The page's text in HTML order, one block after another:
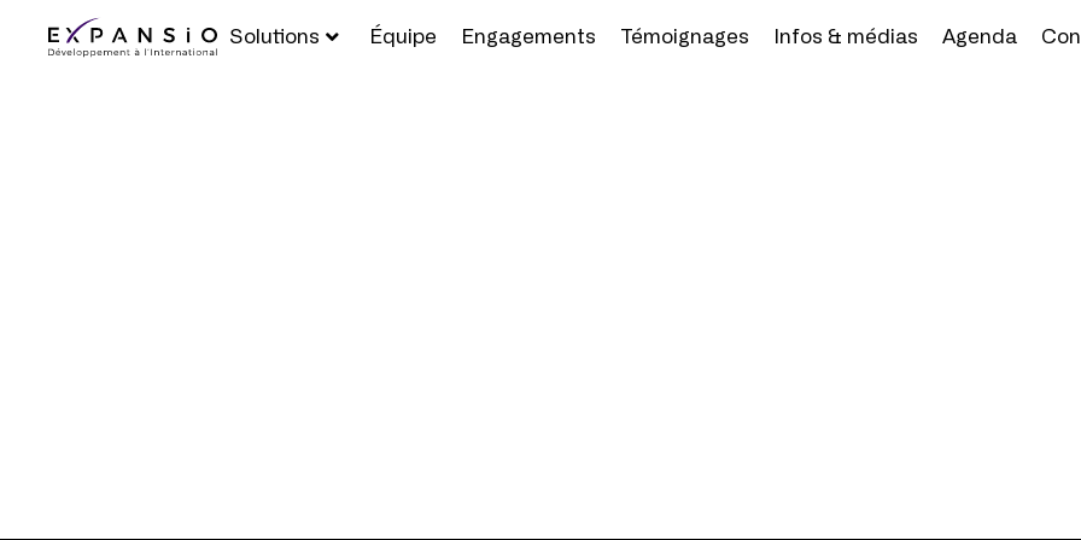
Solutions Équipe Engagements Témoignages Infos & médias Agenda